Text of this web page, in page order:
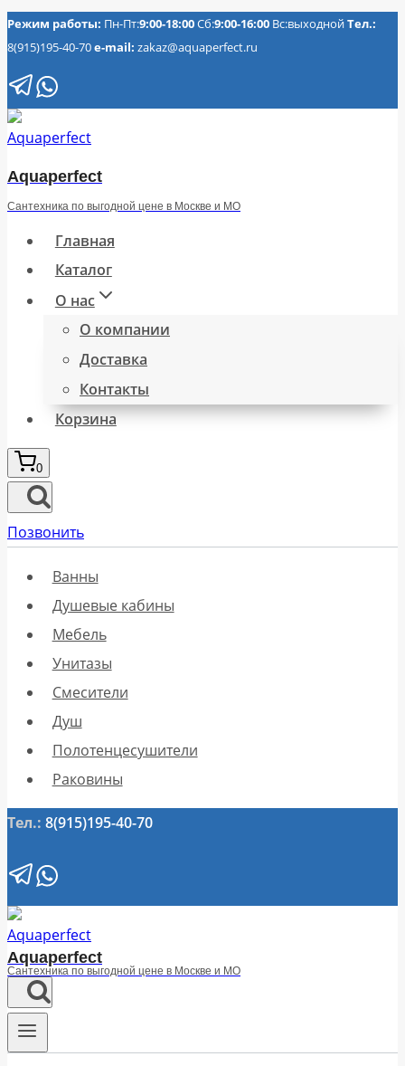
Перейти
к
содержимому
Режим работы: Пн-Пт:9:00-18:00Сб:9:00-16:00 Вс:выходнойТел.:
8(915)195-40-70e-mail: zakaz@aquaperfect.ru
Aquaperfect
Сантехника по выгодной цене в Москве и МО
Главная
Каталог
О нас
О компании
Доставка
Контакты
Корзина
0
Позвонить
Ванны
Душевые кабины
Мебель
Унитазы
Смесители
Душ
Полотенцесушители
Раковины
Тел.: 8(915)195-40-70
Aquaperfect
Сантехника по выгодной цене в Москве и МО